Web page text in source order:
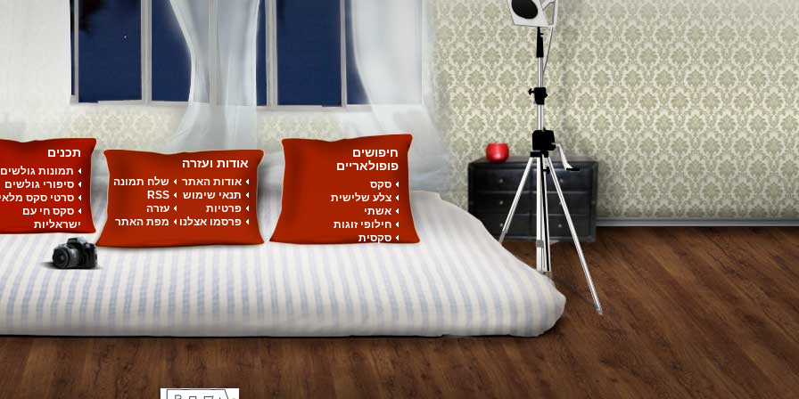
חיפושים
פופולאריים
סקס
צלע שלישית
אשתי
חילופי זוגות
סקסית
אודות ועזרה
אודות האתר
תנאי שימוש
פרטיות
פרסמו אצלנו
שלח תמונה
RSS
עזרה
מפת האתר
תכנים
תמונות גולשים
סיפורי גולשים
סרטי סקס
סקס חי עם
ישראליות